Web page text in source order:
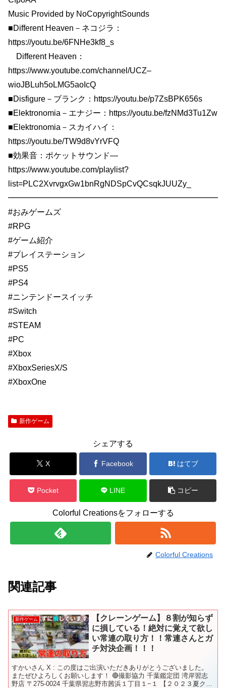
Music Provided by NoCopyrightSounds
■Different Heaven－ネコジラ：
https://youtu.be/6FNHe3kf8_s
Different Heaven：
https://www.youtube.com/channel/UCZ–
wioJBLuh5oLMG5aoIcQ
■Disfigure－ブランク：https://youtu.be/p7ZsBPK656s
■Elektronomia－エナジー：https://youtu.be/fzNMd3Tu1Zw
■Elektronomia－スカイハイ：
https://youtu.be/TW9d8vYrVFQ
■効果音：ポケットサウンド—
https://www.youtube.com/playlist?
list=PLC2XvrvgxGw1bnRgNDSpCvQCsqkJUUZy_
━━━━━━━━━━━━━━━━━━━━━━━━━━
#おみゲームズ
#RPG
#ゲーム紹介
#プレイステーション
#PS5
#PS4
#ニンテンドースイッチ
#Switch
#STEAM
#PC
#Xbox
#XboxSeriesX/S
#XboxOne
新作ゲーム
シェアする
X Facebook はてブ
Pocket LINE コピー
Colorful Creationsをフォローする
Colorful Creations
関連記事
新作ゲーム
【クレーンゲーム】８割が知らず
に損している！絶対に覚えて欲し
い常連の取り方！！常連さんとガ
チ対決企画！！！
すかいさん X : この度はご出演いただきありがとうございました。
またぜひよろしくお願いします！ 🔴撮影協力 千葉鑑定団 湾岸習志
野店 〒275-0024 千葉県習志野市茜浜１丁目１−１ 【２０２３夏クレ